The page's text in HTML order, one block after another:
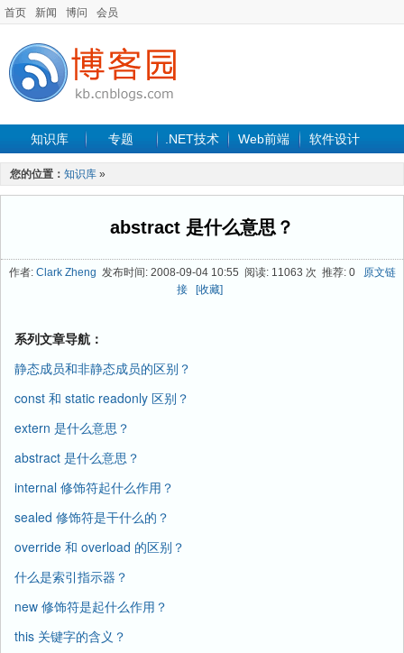
首页 新闻 博问 会员
知识库 专题 .NET技术 Web前端 软件设计
手机开发
最新文章
您的位置： 知识库 »
abstract 是什么意思？
作者: Clark Zheng 发布时间: 2008-09-04 10:55 阅读: 11063 次 推荐: 0
原文链
接
[收藏]
系列文章导航：
静态成员和非静态成员的区别？
const 和 static readonly 区别？
extern 是什么意思？
abstract 是什么意思？
internal 修饰符起什么作用？
sealed 修饰符是干什么的？
override 和 overload 的区别？
什么是索引指示器？
new 修饰符是起什么作用？
this 关键字的含义？